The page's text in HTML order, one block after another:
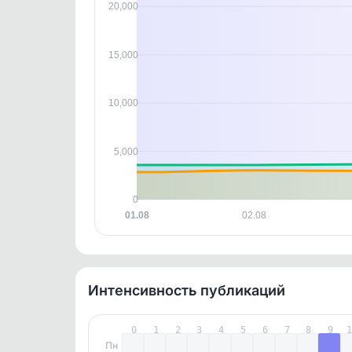
01.08 02.08
20,000
15,000
10,000
5,000
0
Интенсивность публикаций
0 1 2 3 4 5 6 7 8 9
Пн